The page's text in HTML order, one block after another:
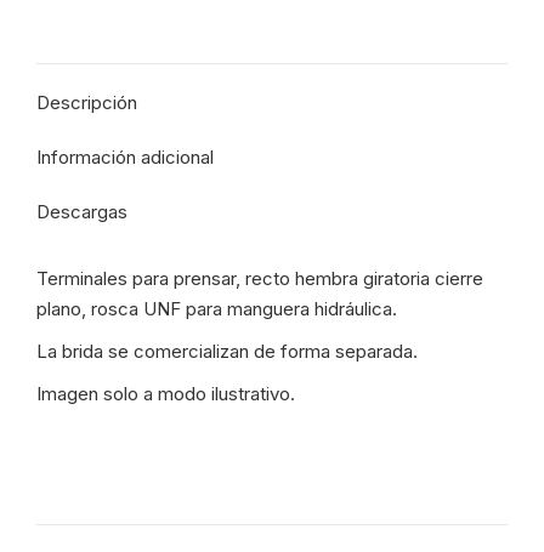
-
16
-
Descripción
Información adicional
Descargas
Terminales para prensar, recto hembra giratoria cierre
plano, rosca UNF para manguera hidráulica.
La brida se comercializan de forma separada.
Imagen solo a modo ilustrativo.